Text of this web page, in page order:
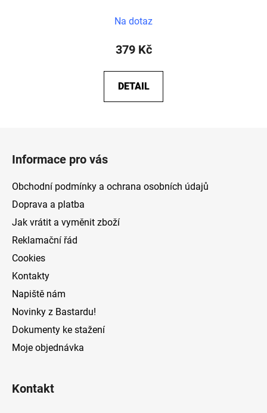
hodnocení
produktu
5,0
z
Na dotaz
379 Kč
DETAIL
Informace pro vás
Obchodní podmínky a ochrana osobních údajů
Doprava a platba
Jak vrátit a vyměnit zboží
Reklamační řád
Cookies
Kontakty
Napiště nám
Novinky z Bastardu!
Dokumenty ke stažení
Moje objednávka
Kontakt